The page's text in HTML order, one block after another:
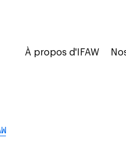
À propos d'IFAW